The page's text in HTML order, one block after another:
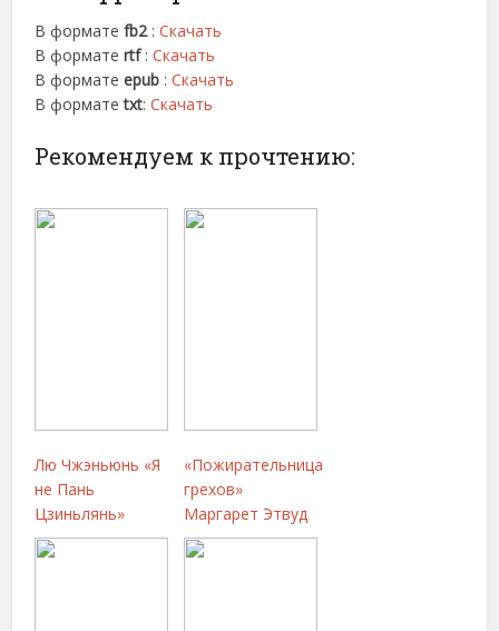
В форматеfb2:Скачать
В форматеrtf :Скачать
В форматеepub :Скачать
В форматеtxt:Скачать
Рекомендуем к прочтению:
Лю Чжэньюнь «Я
не Пань
Цзиньлянь»
«Пожирательница
грехов»
Маргарет Этвуд